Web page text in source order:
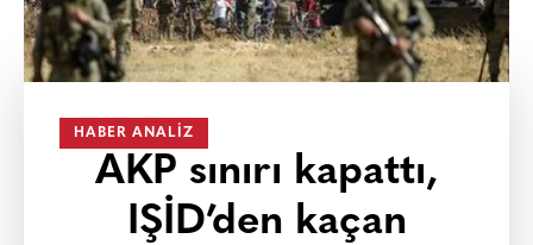
HABER ANALIZ
AKP sınırı kapattı,
IŞİD’den kaçan